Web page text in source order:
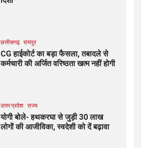
छत्तीसगढ़ रायपुर
CG हाईकोर्ट का बड़ा फैसला, तबादले से
कर्मचारी की अर्जित वरिष्ठता खत्म नहीं होगी
उत्तर प्रदेश राज्य
योगी बोले- हथकरघा से जुड़ी 30 लाख
लोगों की आजीविका, स्वदेशी को दें बढ़ावा